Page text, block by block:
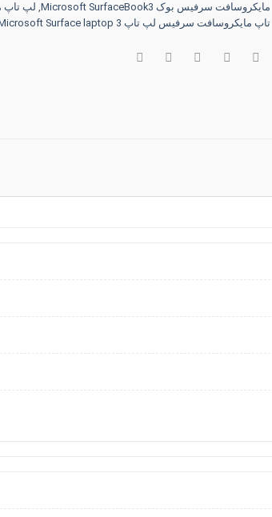
مایکروسافت سرفیس بوک Microsoft SurfaceBook3
, لپ تاپ
تاپ مایکروسافت سرفیس لپ تاپ Microsoft Surface laptop 3